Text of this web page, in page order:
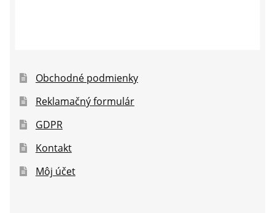
Obchodné podmienky
Reklamačný formulár
GDPR
Kontakt
Môj účet